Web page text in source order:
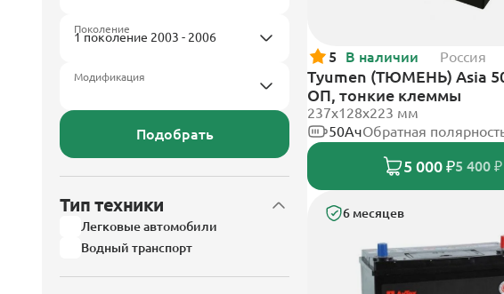
Поколение
Модификация
Подобрать
Тип техники
Легковые автомобили
Водный транспорт
5 В наличии Россия
Tyumen (ТЮМЕНЬ) Asia
ОП, тонкие клеммы
237х128х223 мм
50АчОбратная
5 000 ₽5 400 ₽
6 месяцев